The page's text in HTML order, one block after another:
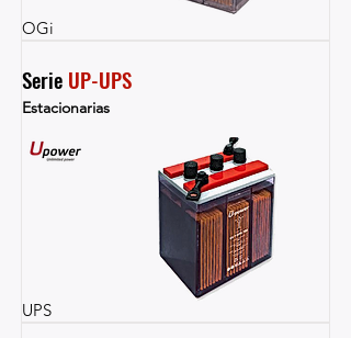
OGi
Serie UP-UPS
Estacionarias
UPS